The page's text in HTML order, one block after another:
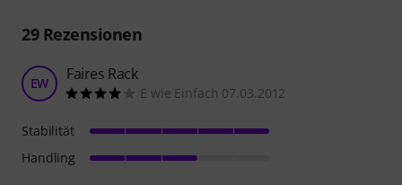
29Rezensionen
EW Faires Rack
E wie Einfach 07.03.2012
Stabilität
Handling